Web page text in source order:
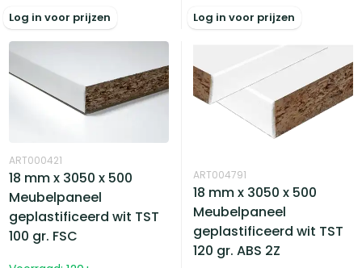
Log in voor prijzen Log in voor prijzen
ART000421
18 mm x 3050 x 500
Meubelpaneel
geplastificeerd wit TST
100 gr. FSC
ART004791
18 mm x 3050 x 500
Meubelpaneel
geplastificeerd wit TST
120 gr. ABS 2Z